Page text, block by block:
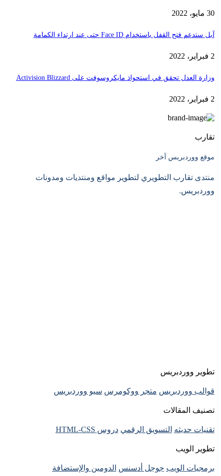
30 مايو، 2022
آبل ستدعم فتح القفل باستخدام Face ID حتى عند ارتداء الكمامة
2 فبراير، 2022
وزارة العدل تحقق في استحواذ مايكروسوفت على Activision Blizzard
2 فبراير، 2022
تقارب
موقع ووردبريس آخر
منتدى تقارب التطويري لتطوير مواقع ومنتديات ومدونات
ووردبريس.
تطوير ووردبريس
قوالب ووردبريس متجر ووكومرس سيو ووردبريس
تصنيف المقالات
تقنيات حديثه التسويق الرقمي دروس HTML-CSS
تطوير الويب
برمجيات الويب جوجل أدسنس الدومين والإستضافة